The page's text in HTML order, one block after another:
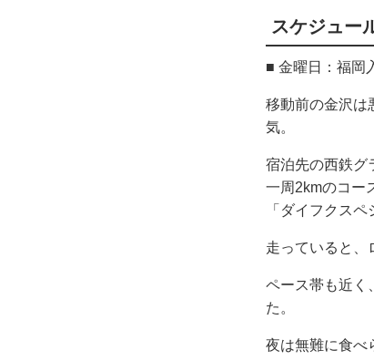
スケジュー
■ 金曜日：福岡
移動前の金沢は
気。
宿泊先の西鉄グ
一周2kmのコー
「ダイフクス
走っていると、
ペース帯も近く
た。
夜は無難に食べ